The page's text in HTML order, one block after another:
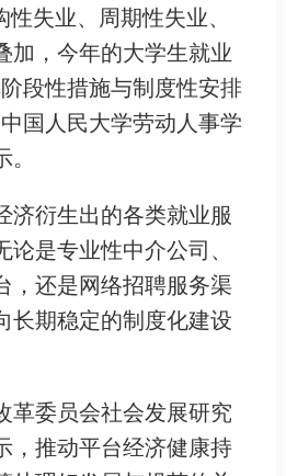
性失业、周期性失业、
加，今年的大学生就业
段性措施与制度性安排
国人民大学劳动人事学
衍生出的各类就业服
是专业性中介公司、
，还是网络招聘服务渠
长期稳定的制度化建设
委员会社会发展研究
，推动平台经济健康持